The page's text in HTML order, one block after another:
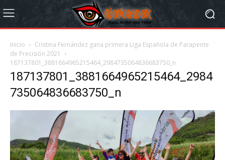
Inicio
Cristina Fernández gana primera Liga Española de Parapente
de Precisión 2021
187137801_3881664965215464_2984735064836683750_n
187137801_3881664965215464_2984
735064836683750_n